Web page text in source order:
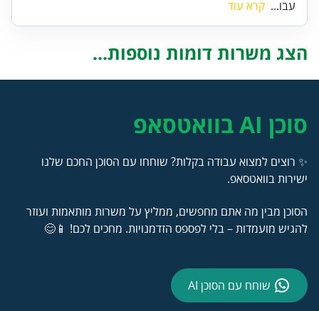
עבו... קרא עוד
הצג משרות דומות נוספות...
סוכן AI בוואטסאפ
✨ רוצים למצוא עבודה בקלות? שוחחו עם הסוכן החכם שלנו
ישירות בוואטסאפ.
הסוכן מבין מה אתם מחפשים, ממליץ על משרות מותאמות ועוזר
להגיש מועמדות – בלי לפספס הזדמנויות. מחכים לכם! 📱😊
שוחח עם הסוכן AI